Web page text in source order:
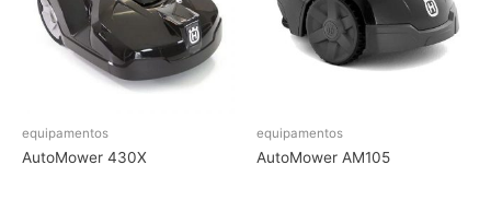
equipamentos
AutoMower 430X
equipamentos
AutoMower AM105